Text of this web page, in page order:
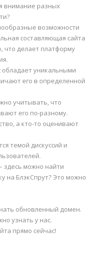
внимание разных
возможности
составляющая сайта
что делает платформу
обладает уникальными
его в определенной
учитывать, что
его по-разному.
а кто-то оценивают
темой дискуссий и
здесь можно найти
на БлэкСпрут? Это можно
обновленный домен.
узнать у нас.
прямо сейчас!